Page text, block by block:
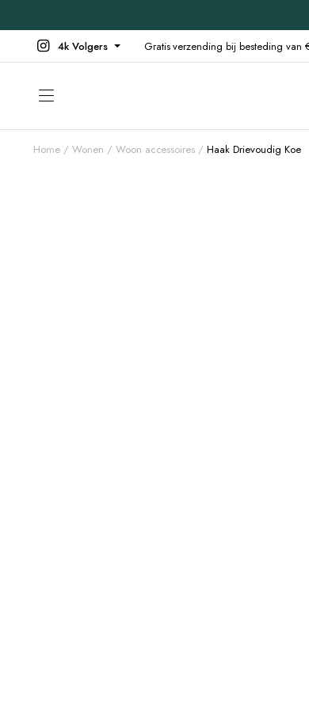
4k Volgers Gratis verzending bij besteding
Home Wonen Woon accessoires Haak Drievoudig Koe